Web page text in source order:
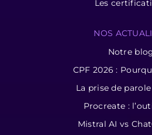
Les
NOS
Notre
CPF 2026 :
La prise de
Procreate :
Mistral AI vs